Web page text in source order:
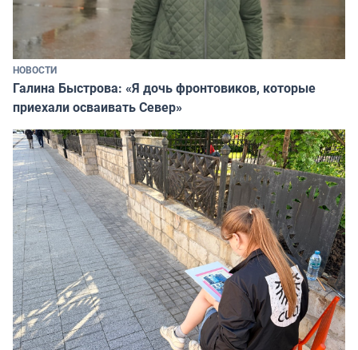
НОВОСТИ
Галина Быстрова: «Я дочь фронтовиков, которые
приехали осваивать Север»